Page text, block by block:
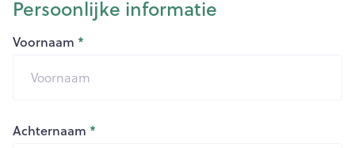
Persoonlijke informatie
Voornaam
Achternaam